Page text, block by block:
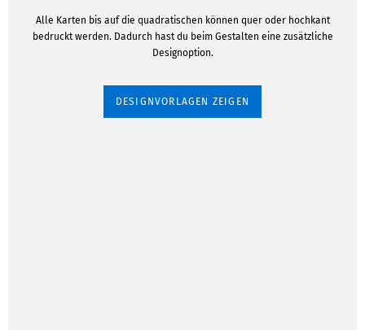
Alle Karten bis auf die quadratischen können quer oder hochkant
bedruckt werden. Dadurch hast du beim Gestalten eine zusätzliche
Designoption.
DESIGNVORLAGEN ZEIGEN